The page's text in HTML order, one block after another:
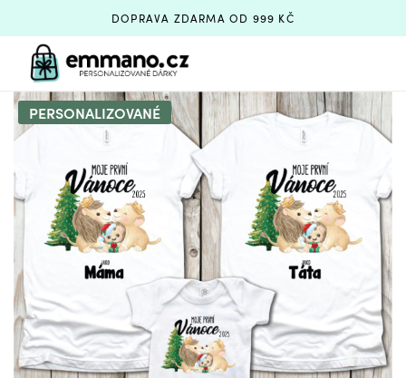
DOPRAVA ZDARMA OD 999 KČ
PERSONALIZOVANÉ